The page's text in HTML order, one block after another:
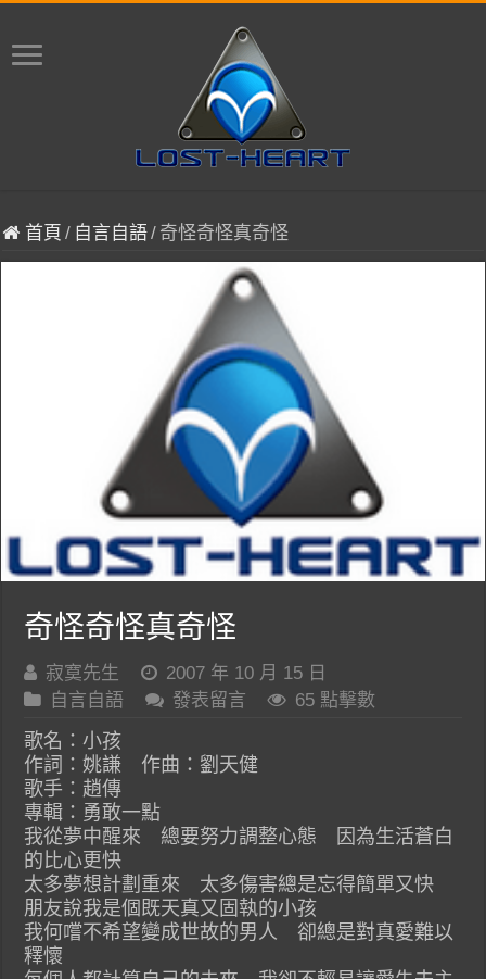
首頁 / 自言自語/ 奇怪奇怪真奇怪
奇怪奇怪真奇怪
寂寞先生
2007 年 10 月 15 日
自言自語
發表留言 65 點擊數
歌名：小孩
作詞：姚謙 作曲：劉天健
歌手：趙傳
專輯：勇敢一點
我從夢中醒來 總要努力調整心態 因為生活蒼白
的比心更快
太多夢想計劃重來 太多傷害總是忘得簡單又快
朋友說我是個既天真又固執的小孩
我何嚐不希望變成世故的男人 卻總是對真愛難以
釋懷